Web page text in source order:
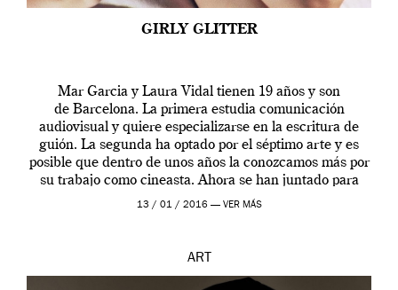
GIRLY GLITTER
Mar Garcia y Laura Vidal tienen 19 años y son
de Barcelona. La primera estudia comunicación
audiovisual y quiere especializarse en la escritura de
guión. La segunda ha optado por el séptimo arte y es
posible que dentro de unos años la conozcamos más por
su trabajo como cineasta. Ahora se han juntado para
contarnos una […]
13 / 01 / 2016 — VER MÁS
ART